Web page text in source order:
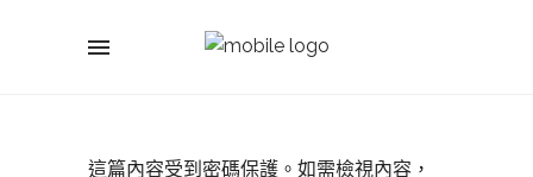
這篇內容受到密碼保護。如需檢視內容，